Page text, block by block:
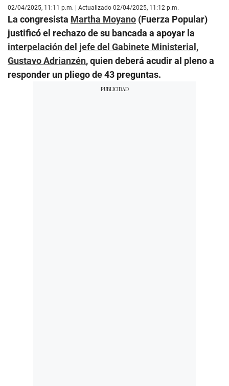
02/04/2025, 11:11 p.m. | Actualizado 02/04/2025, 11:12 p.m.
La congresista Martha Moyano (Fuerza Popular)
justificó el rechazo de su bancada a apoyar la
interpelación del jefe del Gabinete Ministerial,
Gustavo Adrianzén, quien deberá acudir al pleno a
responder un pliego de 43 preguntas.